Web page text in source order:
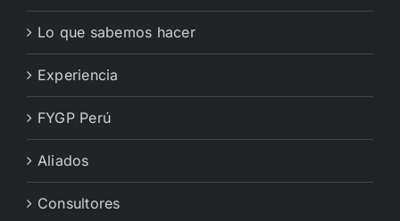
Lo que sabemos hacer
Experiencia
FYGP Perú
Aliados
Consultores